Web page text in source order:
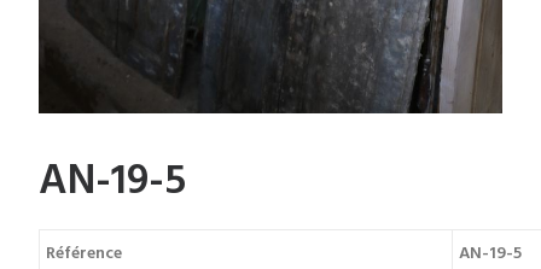
AN-19-5
Référence
AN-19-5